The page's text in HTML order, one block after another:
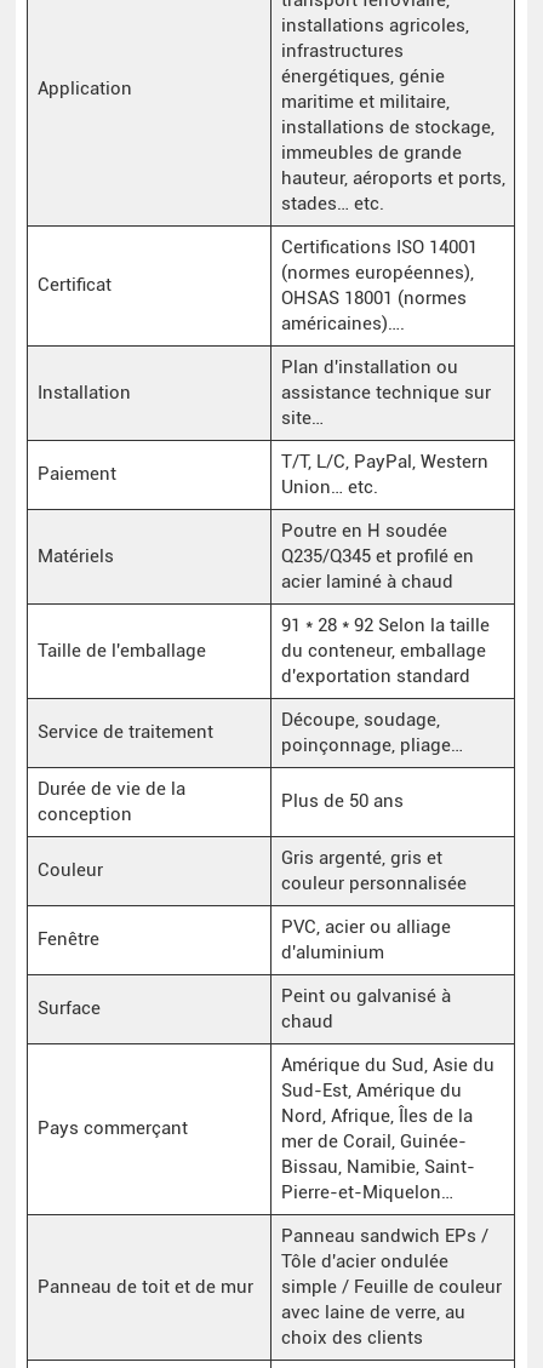
Application
installations agricoles,
infrastructures
énergétiques, génie
maritime et militaire,
installations de stockage,
immeubles de grande
hauteur, aéroports et ports,
stades… etc.
Certificat
Certifications ISO 14001
(normes européennes),
OHSAS 18001 (normes
américaines)….
Installation
Plan d'installation ou
assistance technique sur
site…
Paiement
T/T, L/C, PayPal, Western
Union… etc.
Matériels
Poutre en H soudée
Q235/Q345 et profilé en
acier laminé à chaud
Taille de l'emballage
91 * 28 * 92 Selon la taille
du conteneur, emballage
d'exportation standard
Service de traitement
Découpe, soudage,
poinçonnage, pliage…
Durée de vie de la
conception
Plus de 50 ans
Couleur
Gris argenté, gris et
couleur personnalisée
Fenêtre
PVC, acier ou alliage
d'aluminium
Surface
Peint ou galvanisé à
chaud
Pays commerçant
Amérique du Sud, Asie du
Sud-Est, Amérique du
Nord, Afrique, Îles de la
mer de Corail, Guinée-
Bissau, Namibie, Saint-
Pierre-et-Miquelon…
Panneau de toit et de mur
Panneau sandwich EPs /
Tôle d'acier ondulée
simple / Feuille de couleur
avec laine de verre, au
choix des clients